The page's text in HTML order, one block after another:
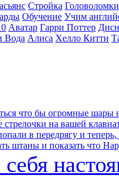
Стройка Головоломки
Обучение Учим
Аватар Гарри Поттер
Вода Алиса Хелло Китти